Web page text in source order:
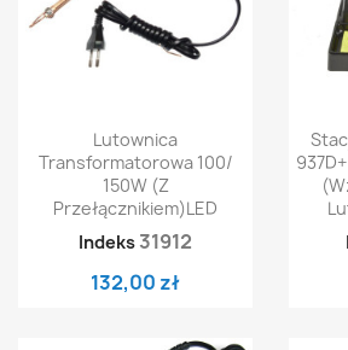
Lutownica
Transformatorowa 100/
150W (z
Przełącznikiem)LED
Indeks 31912
132,00 zł